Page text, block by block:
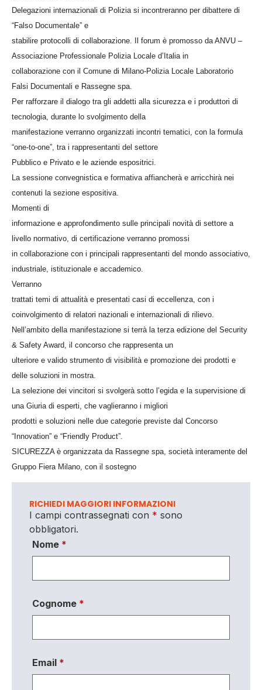
Delegazioni internazionali di Polizia si incontreranno per dibattere di
“Falso Documentale” e
stabilire protocolli di collaborazione. Il forum è promosso da ANVU –
Associazione Professionale Polizia Locale d’Italia in
collaborazione con il Comune di Milano-Polizia Locale Laboratorio
Falsi Documentali e Rassegne spa.
Per rafforzare il dialogo tra gli addetti alla sicurezza e i produttori di
tecnologia, durante lo svolgimento della
manifestazione verranno organizzati incontri tematici, con la formula
“one-to-one”, tra i rappresentanti del settore
Pubblico e Privato e le aziende espositrici.
La sessione convegnistica e formativa affiancherà e arricchirà nei
contenuti la sezione espositiva.
Momenti di
informazione e approfondimento sulle principali novità di settore a
livello normativo, di certificazione verranno promossi
in collaborazione con i principali rappresentanti del mondo associativo,
industriale, istituzionale e accademico.
Verranno
trattati temi di attualità e presentati casi di eccellenza, con i
coinvolgimento di relatori nazionali e internazionali di rilievo.
Nell’ambito della manifestazione si terrà la terza edizione del Security
& Safety Award, il concorso che rappresenta un
ulteriore e valido strumento di visibilità e promozione dei prodotti e
delle soluzioni in mostra.
La selezione dei vincitori si svolgerà sotto l’egida e la supervisione di
una Giuria di esperti, che vaglieranno i migliori
prodotti e soluzioni nelle due categorie previste dal Concorso
“Innovation” e “Friendly Product”.
SICUREZZA è organizzata da Rassegne spa, società interamente del
Gruppo Fiera Milano, con il sostegno
RICHIEDI MAGGIORI INFORMAZIONI
I campi contrassegnati con * sono
obbligatori.
Nome *
Cognome *
Email *